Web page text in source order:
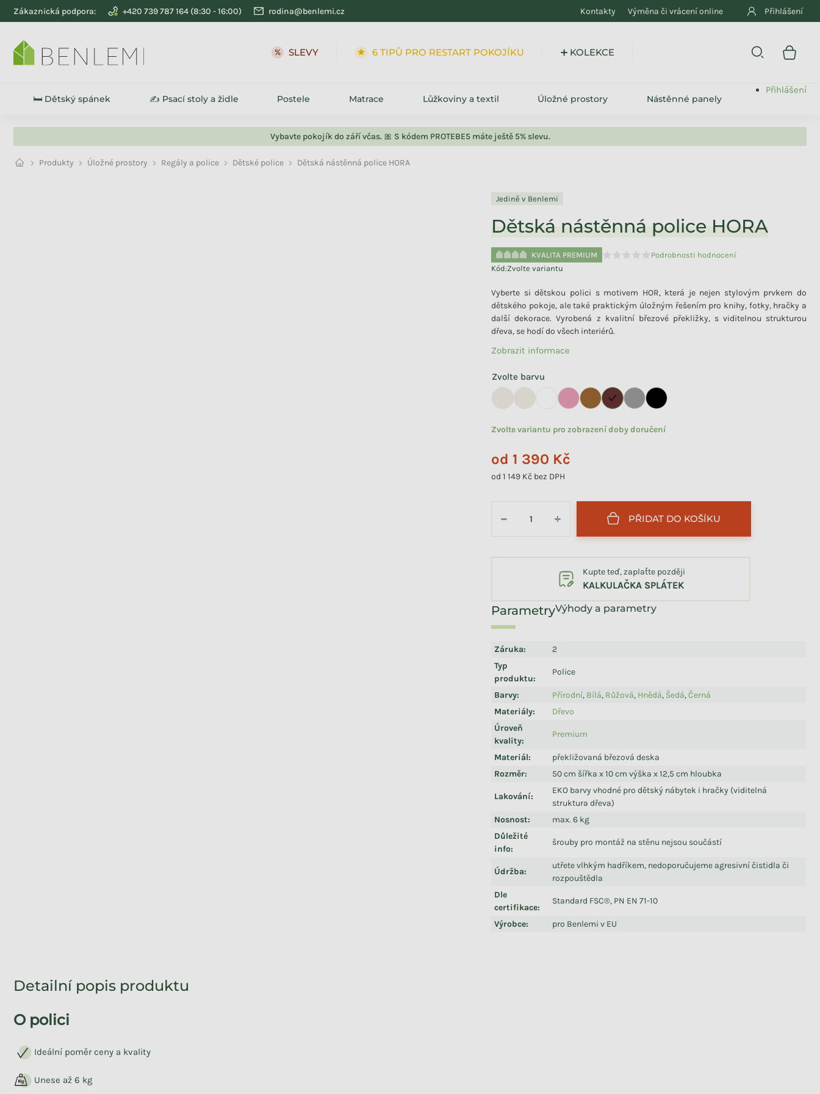
Přejít na obsah
Vybavte pokojík do září včas. 🎀 S kódem PROTEBE5 máte ještě 5% slevu.
Zákaznická podpora: +420 739 787 164 rodina@benlemi.cz Kontakty Výměna či vrácení online Přihlášení
SLEVY 6 TIPŮ PRO RESTART POKOJÍKU ➕ KOLEKCE
🛏️ Dětský spánek ✍️ Psací stoly a židle Postele Matrace Lůžkoviny a textil Úložné prostory Nástěnné panely
Přihlášení
Produkty Úložné prostory Regály a police Dětské police Dětská nástěnná police HORA
Jedině v Benlemi
Dětská nástěnná police HORA
KVALITA PREMIUM
Průměrné hodnocení produktu je 0,0 z 5 hvězdiček.
Podrobnosti hodnocení
Kód:Zvolte variantu
od 1 390 Kč
od1 149 Kč bez DPH
Zvolte variantu pro zobrazení doby doručení
Zvolte barvu
+
− PŘIDAT DO KOŠÍKU
Výhody a parametry
Záruka:
2
Typ
produktu:
Police
Barvy: Přírodní, Bílá, Růžová, Hnědá, Šedá,Černá
Materiály:
Dřevo
Úroveň
kvality:
Premium
Materiál:
překližovaná březová deska
Rozměr: 50 cm šířka x 10 cm výška x 12,5 cm hloubka
Lakování:
EKO barvy vhodné pro dětský nábytek i hračky (viditelná
struktura dřeva)
Nosnost:
max. 6 kg
Důležité
info:
šrouby pro montáž na stěnu nejsou součástí
Údržba:
utřete vlhkým hadříkem, nedoporučujeme agresivní čistidla či
rozpouštědla
Dle
certifikace:
Standard FSC®, PN EN 71-10
Výrobce: pro Benlemi v EU
Kupte teď, zaplaťte později
KALKULAČKA SPLÁTEK
Vyberte si dětskou polici s motivem HOR, která je nejen stylovým prvkem do
dětského pokoje, ale také praktickým úložným řešením pro knihy, fotky, hračky a
další dekorace. Vyrobená z kvalitní březové překližky, s viditelnou strukturou
dřeva, se hodí do všech interiérů.
Zobrazit informace
Detailní popis produktu
O polici
Ideální poměr ceny a kvality
Unese až 6 kg